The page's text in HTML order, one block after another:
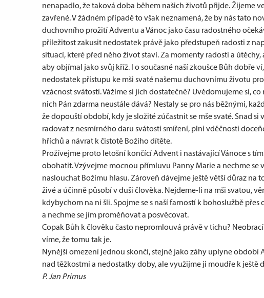
nenapadlo, že taková doba během našich životů přijde. Žijeme
zavřené. V žádném případě to však neznamená, že by nás tato
duchovního prožití Adventu a Vánoc jako času radostného
příležitost zakusit nedostatek právě jako předstupeň radosti z
situací, které před něho život staví. Za momenty radosti a
aby objímal jako svůj kříž. I o současné naší zkoušce Bůh dobře
nedostatek přístupu ke mši svaté našemu duchovnímu životu
vzácnost svátostí. Vážíme si jich dostatečně? Uvědomujeme si, co
nich Pán zdarma neustále dává? Nestaly se pro nás běžnými,
že dopouští období, kdy je složité zúčastnit se mše svaté. Snad
radovat z nesmírného daru svátosti smíření, plni vděčnosti
hříchů a návrat k čistotě Božího dítěte.
Prožívejme proto letošní končící Advent i nastávající Vánoce s
obohatit. Vzývejme mocnou přímluvu Panny Marie a nechme
naslouchat Božímu hlasu. Zároveň dávejme ještě větší důraz na
živé a účinně působí v duši člověka. Nejdeme-li na mši svatou,
kdybychom na ni šli. Spojme se s naší farností k bohoslužbě
a nechme se jím proměňovat a posvěcovat.
Copak Bůh k člověku často nepromlouvá právě v tichu?
víme, že tomu tak je.
Nynější omezení jednou skončí, stejně jako záhy uplyne období
nad těžkostmi a nedostatky doby, ale využijme ji moudře k
P. Jan Primus